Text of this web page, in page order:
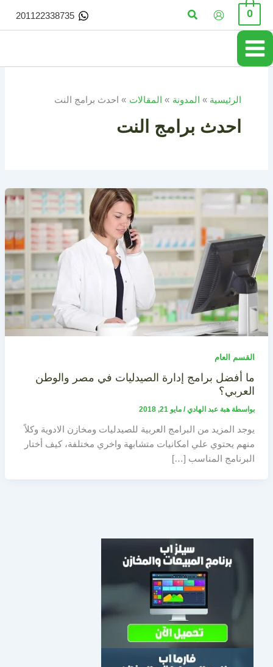
تخطي
المحتوى
0 البحث 201122338735
الرئيسية المدونة المقالات احدث برامج النت
احدث برامج النت
القسم العام
ما أفضل برامج إدارة الصيدليات في مصر والوطن
العربي؟
بواسطة هبة عبد الهادي/ مايو 21, 2018
يوجد المزيد من البرامج العربية للصيدليات ومخازن الادوية وكلاً
منهم يحتوي علي امكانيات متشابهة واخري مختلفة، كيف أختار
البرنامج المناسب […]